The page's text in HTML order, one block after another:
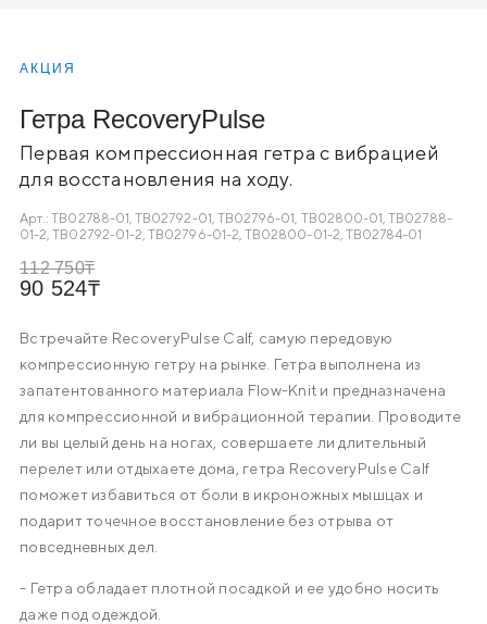
АКЦИЯ
Гетра RecoveryPulse
Первая компрессионная гетра с вибрацией
для восстановления на ходу.
Арт.:TB02788-01, TB02792-01, TB02796-01, TB02800-01, TB02788-
01-2, TB02792-01-2, TB02796-01-2, TB02800-01-2, TB02784-01
112 750
90 524
Встречайте RecoveryPulse Calf, самую передовую
компрессионную гетру на рынке. Гетра выполнена из
запатентованного материала Flow-Knit и предназначена
для компрессионной и вибрационной терапии. Проводите
ли вы целый день на ногах, совершаете ли длительный
перелет или отдыхаете дома, гетра RecoveryPulse Calf
поможет избавиться от боли в икроножных мышцах и
подарит точечное восстановление без отрыва от
повседневных дел.
- Гетра обладает плотной посадкой и ее удобно носить
даже под одеждой.